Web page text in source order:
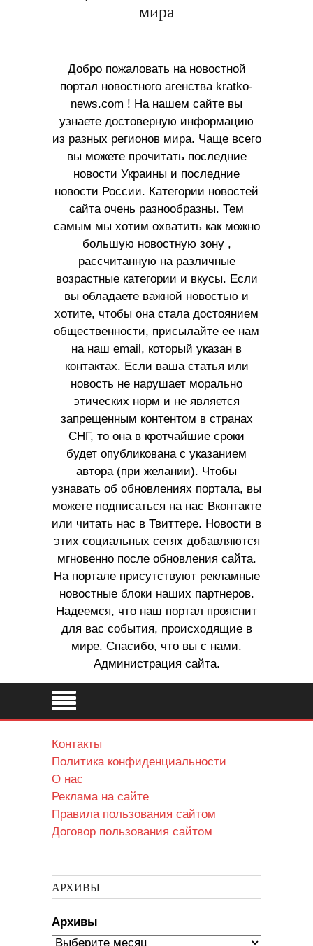
мира
Добро пожаловать на новостной
портал новостного агенства kratko-
news.com ! На нашем сайте вы
узнаете достоверную информацию
из разных регионов мира. Чаще всего
вы можете прочитать последние
новости Украины и последние
новости России. Категории новостей
сайта очень разнообразны. Тем
самым мы хотим охватить как можно
большую новостную зону ,
рассчитанную на различные
возрастные категории и вкусы. Если
вы обладаете важной новостью и
хотите, чтобы она стала достоянием
общественности, присылайте ее нам
на наш email, который указан в
контактах. Если ваша статья или
новость не нарушает морально
этических норм и не является
запрещенным контентом в странах
СНГ, то она в кротчайшие сроки
будет опубликована с указанием
автора (при желании). Чтобы
узнавать об обновлениях портала, вы
можете подписаться на нас Вконтакте
или читать нас в Твиттере. Новости в
этих социальных сетях добавляются
мгновенно после обновления сайта.
На портале присутствуют рекламные
новостные блоки наших партнеров.
Надеемся, что наш портал прояснит
для вас события, происходящие в
мире. Спасибо, что вы с нами.
Администрация сайта.
Контакты
Политика конфиденциальности
О нас
Реклама на сайте
Правила пользования сайтом
Договор пользования сайтом
АРХИВЫ
Архивы